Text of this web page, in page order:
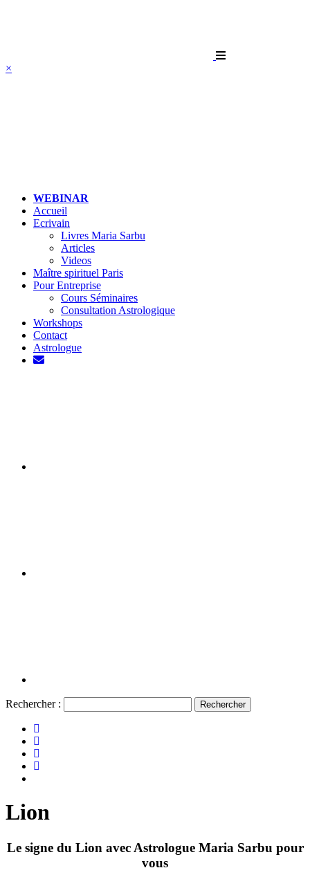
×
WEBINAR
Accueil
Ecrivain
Livres Maria Sarbu
Articles
Videos
Maître spirituel Paris
Pour Entreprise
Cours Séminaires
Consultation Astrologique
Workshops
Contact
Astrologue
Rechercher :
Lion
Le signe du Lion avec Astrologue Maria Sarbu pour
vous